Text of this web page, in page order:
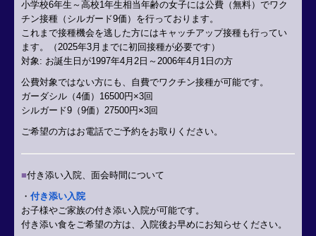
小学校6年生～高校1年生相当年齢の女子には公費（無料）でワク
チン接種 （シルガード9価） を行っております。
これまで接種機会を逃した方にはキャッチアップ接種も行ってい
ます。（2025年3月までに初回接種が必要です）
対象: お誕生日が1997年4月2日～2006年4月1日の方
公費対象ではない方にも、自費でワクチン接種が可能です。
ガーダシル（4価）16500円×3回
シルガード9（9価）27500円×3回
ご希望の方はお電話でご予約をお取りください。
■付き添い入院、 面会時間について
・ 付き添い入院
お子様やご家族の付き添い入院が可能です。
付き添い食をご希望の方は、入院後お早めにお知らせください。